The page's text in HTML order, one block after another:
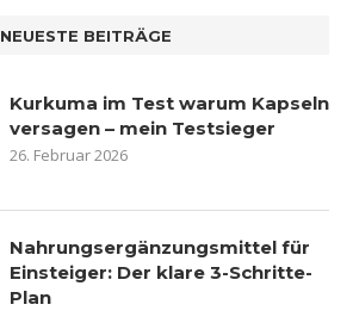
NEUESTE BEITRÄGE
Kurkuma im Test warum Kapseln
versagen – mein Testsieger
26. Februar 2026
Nahrungsergänzungsmittel für
Einsteiger: Der klare 3-Schritte-
Plan